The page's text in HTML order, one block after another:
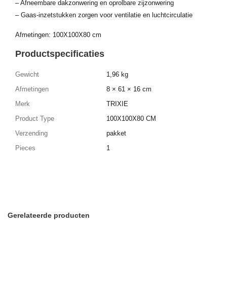
– Afneembare dakzonwering en oprolbare zijzonwering
– Gaas-inzetstukken zorgen voor ventilatie en luchtcirculatie
Afmetingen: 100X100X80 cm
Productspecificaties
Gewicht
1,96 kg
Afmetingen
8 × 61 × 16 cm
Merk
TRIXIE
Product Type
100X100X80 CM
Verzending
pakket
Pieces
1
Gerelateerde producten